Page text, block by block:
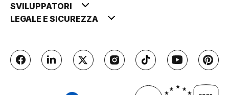
SVILUPPATORI
LEGALE E SICUREZZA